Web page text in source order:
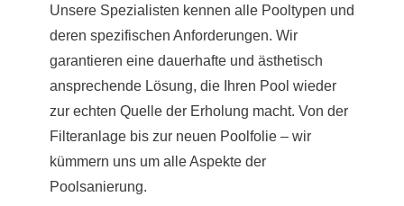
Unsere Spezialisten kennen alle Pooltypen und
deren spezifischen Anforderungen. Wir
garantieren eine dauerhafte und ästhetisch
ansprechende Lösung, die Ihren Pool wieder
zur echten Quelle der Erholung macht. Von der
Filteranlage bis zur neuen Poolfolie – wir
kümmern uns um alle Aspekte der
Poolsanierung.